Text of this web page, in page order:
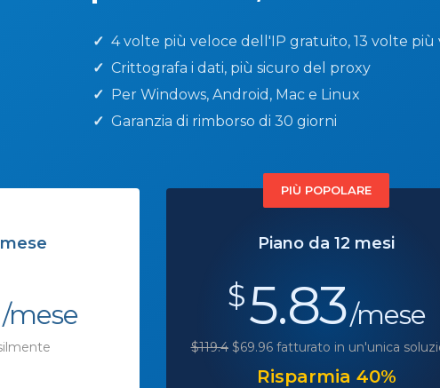
✓ 4 volte più veloce dell'IP gratuito, 13 volte più
✓ Crittografa i dati, più sicuro del proxy
✓ Per Windows, Android, Mac e Linux
✓ Garanzia di rimborso di 30 giorni
/mese
PIÙ POPOLARE
Piano da 12 mesi
$5.83/mese
$119.4$69.96 fatturato in un'unica
Risparmia 40%